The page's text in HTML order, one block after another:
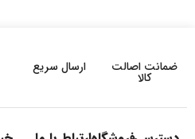
قابلیت‌ها
عکس‌های ثابت تا ۶۴ مگاپیکسل به فرمت
ضمانت اصالت
کالا
ارسال سریع